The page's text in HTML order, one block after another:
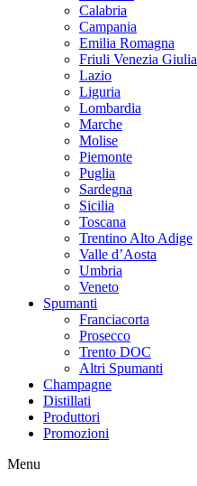
Calabria
Campania
Emilia Romagna
Friuli Venezia Giulia
Lazio
Liguria
Lombardia
Marche
Molise
Piemonte
Puglia
Sardegna
Sicilia
Toscana
Trentino Alto Adige
Valle d’Aosta
Umbria
Veneto
Spumanti
Franciacorta
Prosecco
Trento DOC
Altri Spumanti
Champagne
Distillati
Produttori
Promozioni
Menu